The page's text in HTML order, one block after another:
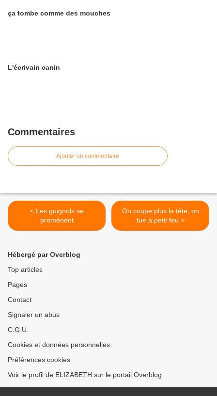
ça tombe comme des mouches
L'écrivain canin
Commentaires
Ajouter un commentaire
< Les guignols se
promènent
On coupe plus la tête, on
tue à petit feu >
Hébergé par Overblog
Top articles
Pages
Contact
Signaler un abus
C.G.U.
Cookies et données personnelles
Préférences cookies
Voir le profil de ELIZABETH sur le portail Overblog